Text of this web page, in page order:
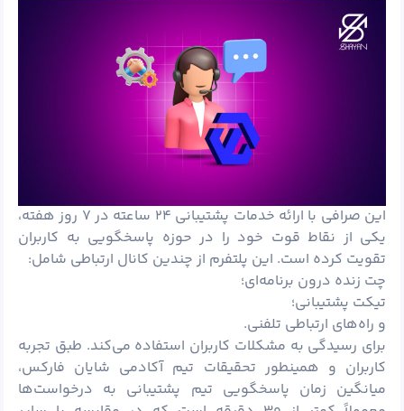
این صرافی با ارائه خدمات پشتیبانی ۲۴ ساعته در ۷ روز هفته،
یکی از نقاط قوت خود را در حوزه پاسخگویی به کاربران
تقویت کرده است. این پلتفرم از چندین کانال ارتباطی شامل:
چت زنده درون‌ برنامه‌ای؛
تیکت پشتیبانی؛
و راه‌های ارتباطی تلفنی.
برای رسیدگی به مشکلات کاربران استفاده می‌کند. طبق تجربه
کاربران و همینطور تحقیقات تیم آکادمی شایان فارکس،
میانگین زمان پاسخگویی تیم پشتیبانی به درخواست‌ها